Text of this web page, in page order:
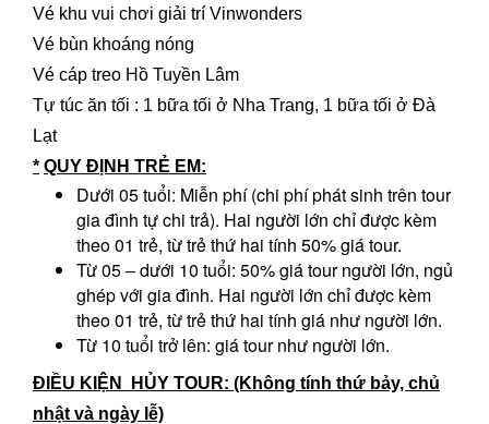
Vé khu vui chơi giải trí Vinwonders
Vé bùn khoáng nóng
Vé cáp treo Hồ Tuyền Lâm
Tự túc ăn tối : 1 bữa tối ở Nha Trang, 1 bữa tối ở Đà
Lạt
* QUY ĐỊNH TRẺ EM:
Dưới 05 tuổi: Miễn phí (chi phí phát sinh trên tour
gia đình tự chi trả). Hai người lớn chỉ được kèm
theo 01 trẻ, từ trẻ thứ hai tính 50% giá tour.
Từ 05 – dưới 10 tuổi: 50% giá tour người lớn, ngủ
ghép với gia đình. Hai người lớn chỉ được kèm
theo 01 trẻ, từ trẻ thứ hai tính giá như người lớn.
Từ 10 tuổi trở lên: giá tour như người lớn.
ĐIỀU KIỆN HỦY TOUR: (Không tính thứ bảy, chủ
nhật và ngày lễ)